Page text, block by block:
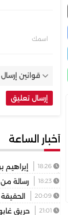
اسمك
قوانين
أخبار الساعة
إبراهيم
أشعل مواقعرسالة
تختزلوا التاريخ في